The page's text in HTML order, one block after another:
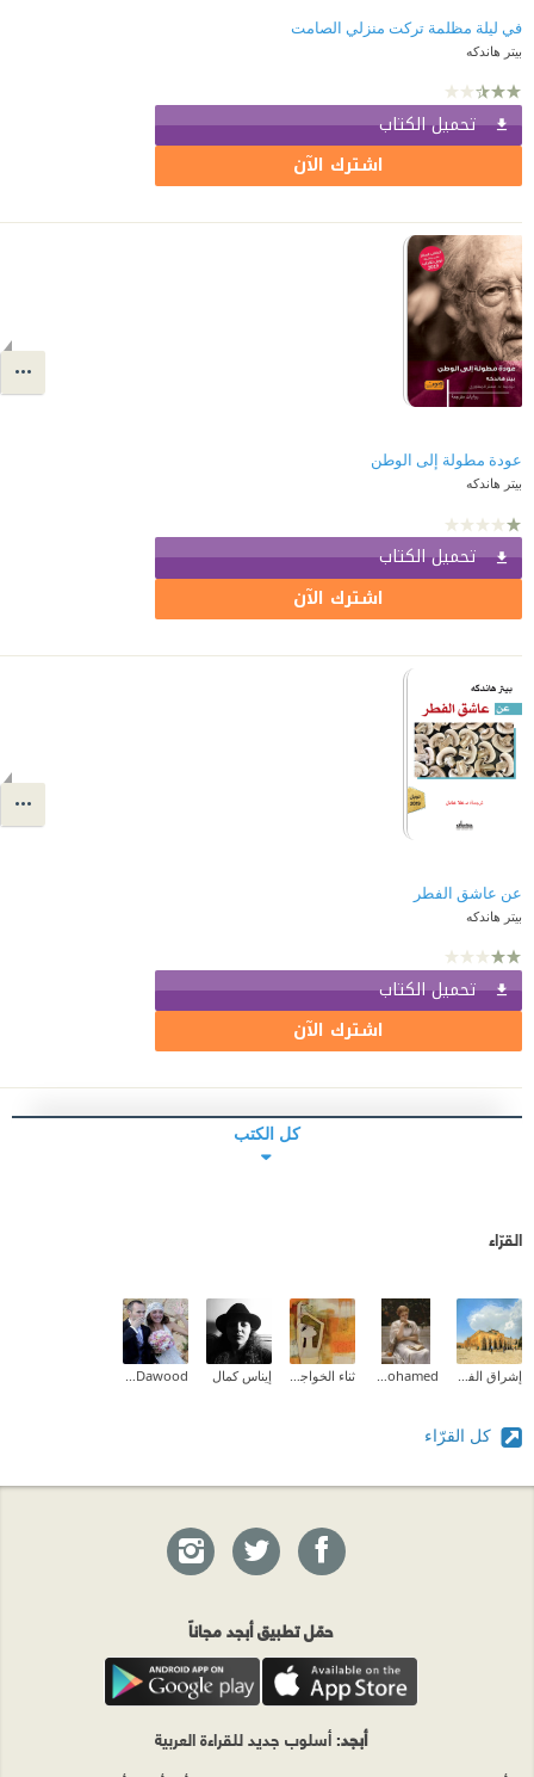
في ليلة مظلمة تركت منزلي الصامت
بيتر هاندكه
تحميل الكتاب
اشترك الآن
عودة مطولة إلى الوطن
بيتر هاندكه
تحميل الكتاب
اشترك الآن
عن عاشق الفطر
بيتر هاندكه
تحميل الكتاب
اشترك الآن
كل الكتب
القرّاء
إيناس كمال
كل القرّاء
حمّل تطبيق أبجد مجاناً
أبجد: أسلوب جديد للقراءة العربية